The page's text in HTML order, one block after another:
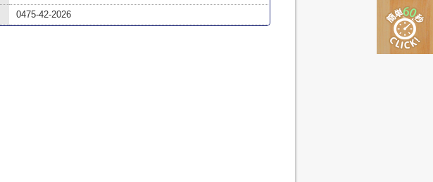
0475-42-2026